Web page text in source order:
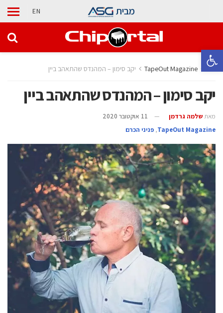
פתח סרגל נגישות
מבית EN
בית TapeOut Magazine יקב סימון – המהנדס שהתאהב ביין
יקב סימון – המהנדס שהתאהב ביין
מאת שלמה גרדמן
11 אוקטובר 2020
TapeOut Magazine
, פניני הכרם